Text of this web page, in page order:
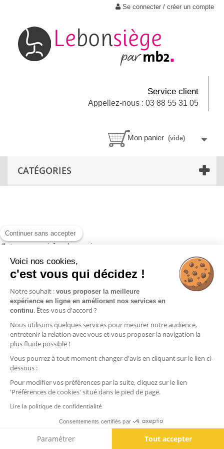
Se connecter / créer un compte
Service client
Appellez-nous : 03 88 55 31 05
Mon panier (vide)
CATÉGORIES
> avec surpiqûre - base noire
Informations
Commandes
Nos produits
Contactez-nous
Continuer sans accepter
Voici nos cookies,
c'est vous qui décidez !
Notre souhait : vous proposer la meilleure
expérience en ligne en améliorant nos services en
continu. Êtes-vous d'accord ?
Nous utilisons quelques services pour mesurer notre audience,
entretenir la relation avec vous et vous proposer la navigation la
plus fluide possible !
Vous pourrez à tout moment changer d'avis en cliquant sur le lien ci-
dessous :
Pour modifier vos préférences par la suite, cliquez sur le lien
'Préférences de cookies' situé dans le pied de page.
Lire la politique de confidentialité
Consentements certifiés par
Paramétrer Tout accepter